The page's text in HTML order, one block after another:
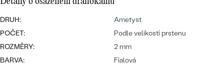
PODLE TVARU KAMENE
NA MÍRU
PROHLÉDNOUT
Personalizované
Nejprodávanější
prsteny
DRUH:
Ametyst
POČET:
Podle velikosti prstenu
ROZMĚRY:
2 mm
BARVA:
Fialová